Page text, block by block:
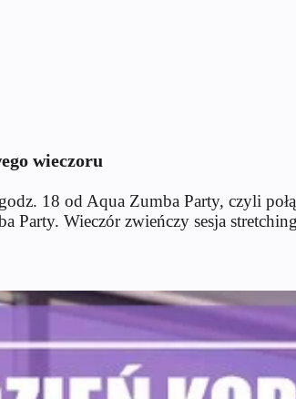
wieczoru
18 od Aqua Zumba Party, czyli
Party. Wieczór zwieńczy sesja